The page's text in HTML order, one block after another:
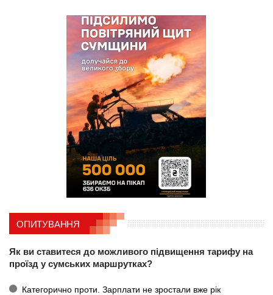
ОПИТУВАННЯ
Як ви ставитеся до можливого підвищення тарифу на
проїзд у сумських маршрутках?
Категорично проти. Зарплати не зростали вже рік